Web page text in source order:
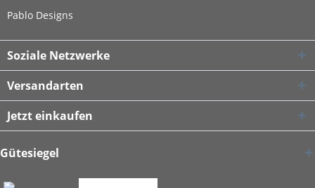
Pablo Designs
Soziale Netzwerke
Versandarten
Jetzt einkaufen
Gütesiegel